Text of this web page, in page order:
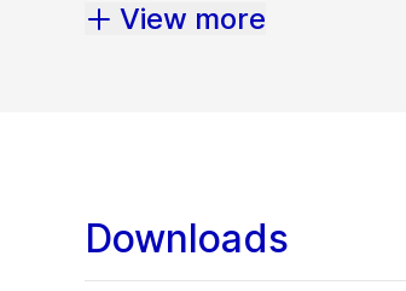
View more
Downloads